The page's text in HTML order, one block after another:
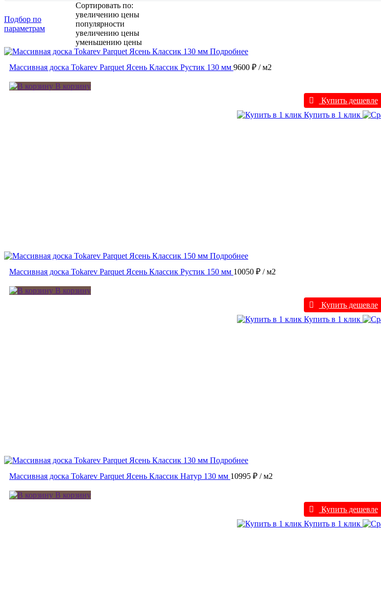
Подбор по
параметрам
Сортировать по:
увеличению цены
популярности
увеличению цены
уменьшению цены
Подробнее
Массивная доска Tokarev Parquet Ясень Классик Рустик 130 мм 9600 ₽ / м2
В корзину
Купить дешевле
Купить в 1 клик
Подробнее
Массивная доска Tokarev Parquet Ясень Классик Рустик 150 мм 10050 ₽ / м2
В корзину
Купить дешевле
Купить в 1 клик
Подробнее
Массивная доска Tokarev Parquet Ясень Классик Натур 130 мм 10995 ₽ / м2
В корзину
Купить дешевле
Купить в 1 клик